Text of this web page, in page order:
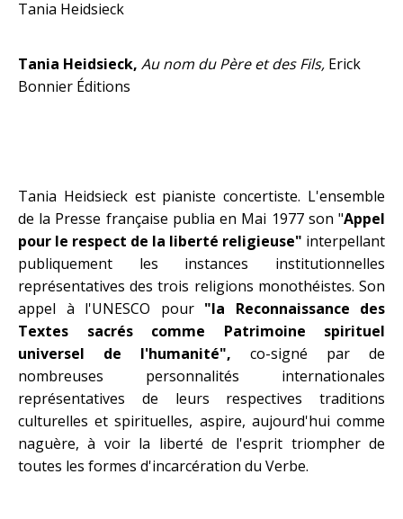
Tania Heidsieck
Tania Heidsieck, Au nom du Père et des Fils, Erick
Bonnier Éditions
Tania Heidsieck est pianiste concertiste. L'ensemble
de la Presse française publia en Mai 1977 son "Appel
pour le respect de la liberté religieuse" interpellant
publiquement les instances institutionnelles
représentatives des trois religions monothéistes. Son
appel à l'UNESCO pour "la Reconnaissance des
Textes sacrés comme Patrimoine spirituel
universel de l'humanité", co-signé par de
nombreuses personnalités internationales
représentatives de leurs respectives traditions
culturelles et spirituelles, aspire, aujourd'hui comme
naguère, à voir la liberté de l'esprit triompher de
toutes les formes d'incarcération du Verbe.